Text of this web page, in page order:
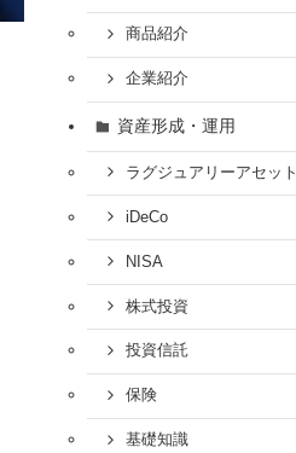
商品紹介
企業紹介
資産形成・運用
ラグジュアリーアセット
iDeCo
NISA
株式投資
投資信託
保険
基礎知識